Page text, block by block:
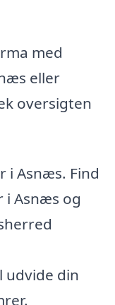
med
eller
oversigten
i Asnæs. Find
Asnæs og
udvide din